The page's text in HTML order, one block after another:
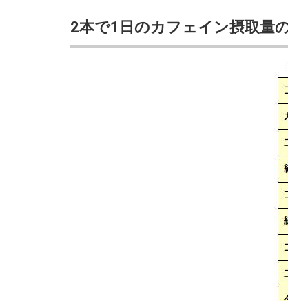
2本で1日のカフェイン摂取量